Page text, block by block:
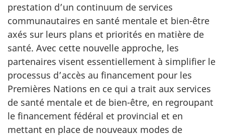
prestation d’un continuum de services
communautaires en santé mentale et bien-être
axés sur leurs plans et priorités en matière de
santé. Avec cette nouvelle approche, les
partenaires visent essentiellement à simplifier le
processus d’accès au financement pour les
Premières Nations en ce qui a trait aux services
de santé mentale et de bien-être, en regroupant
le financement fédéral et provincial et en
mettant en place de nouveaux modes de